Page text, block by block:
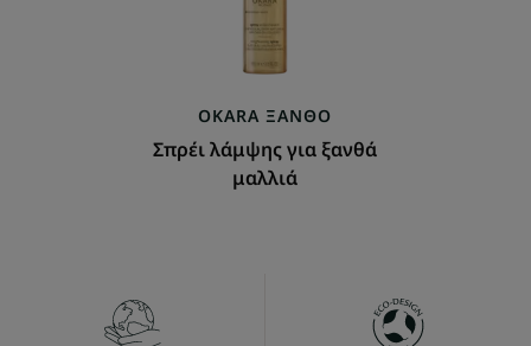
OKARAΞΑΝΘΌ
Σπρέι λάμψης για ξανθά
μαλλιά